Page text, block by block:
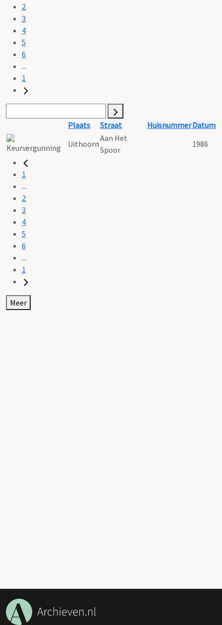
2
3
4
5
6
...
1
Plaats Straat HuisnummerDatum
Uithoorn
Aan Het
Spoor
1986
1
...
2
3
4
5
6
...
1
Meer